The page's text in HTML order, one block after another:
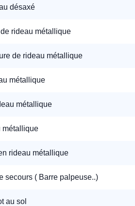
désaxé
rideau métallique
de rideau métallique
métallique
métallique
métallique
rideau métallique
secours ( Barre palpeuse..)
au sol